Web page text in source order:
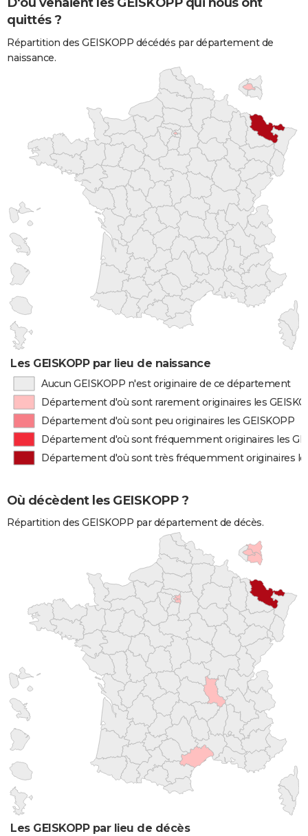
quittés ?
Répartition des GEISKOPP décédés par département de
naissance.
Les GEISKOPP par lieu de naissance
Aucun GEISKOPP n'est originaire de ce département
Département d'où sont rarement originaires les
Département d'où sont peu originaires les GEISKOPP
Département d'où sont fréquemment originaires les
Département d'où sont très fréquemment originaires
Où décèdent les GEISKOPP ?
Répartition des GEISKOPP par département de décès.
Les GEISKOPP par lieu de décès